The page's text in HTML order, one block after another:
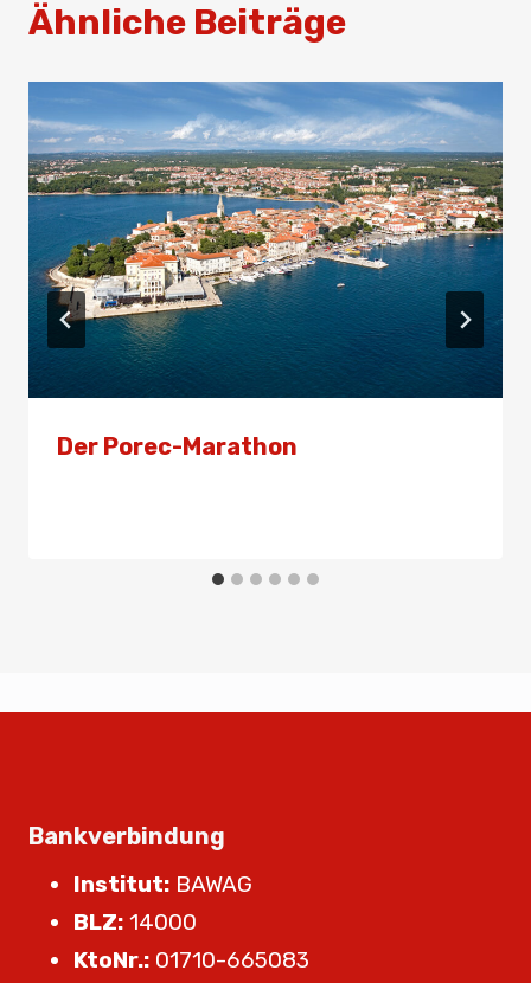
Ähnliche Beiträge
Der Porec-Marathon
Bankverbindung
Institut: BAWAG
BLZ: 14000
KtoNr.: 01710-665083